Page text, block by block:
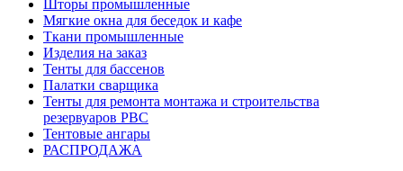
Шторы промышленные
Мягкие окна для беседок и кафе
Ткани промышленные
Изделия на заказ
Тенты для бассенов
Палатки сварщика
Тенты для ремонта монтажа и строительства
резервуаров РВС
Тентовые ангары
РАСПРОДАЖА